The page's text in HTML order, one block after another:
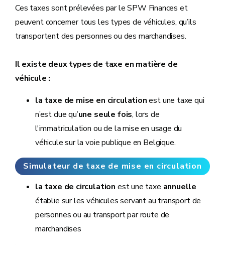
Ces taxes sont prélevées par le SPW Finances et
peuvent concerner tous les types de véhicules, qu’ils
transportent des personnes ou des marchandises.
Il existe deux types de taxe en matière de
véhicule :
la taxe de mise en circulationest une taxe qui
n’est due qu’une seule fois, lors de
l'immatriculation ou de la mise en usage du
véhicule sur la voie publique en Belgique.
Simulateur de taxe de mise en circulation
d'une voiture
la taxe de circulation est une taxe annuelle
établie sur les véhicules servant au transport de
personnes ou au transport par route de
marchandises